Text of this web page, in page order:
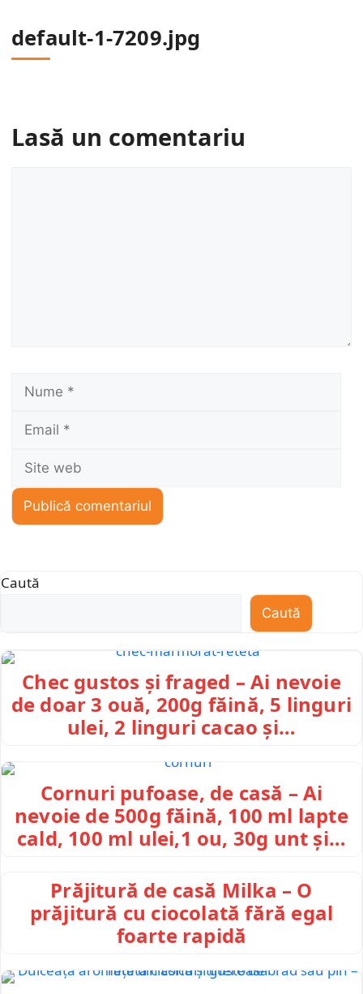
default-1-7209.jpg
Lasă un comentariu
Nume
Caută
Caută
Chec gustos și fraged – Ai nevoie
de doar 3 ouă, 200g făină, 5 linguri
ulei, 2 linguri cacao și…
Cornuri pufoase, de casă – Ai
nevoie de 500g făină, 100 ml lapte
cald, 100 ml ulei,1 ou, 30g unt și…
Prăjitură de casă Milka – O
prăjitură cu ciocolată fără egal
foarte rapidă